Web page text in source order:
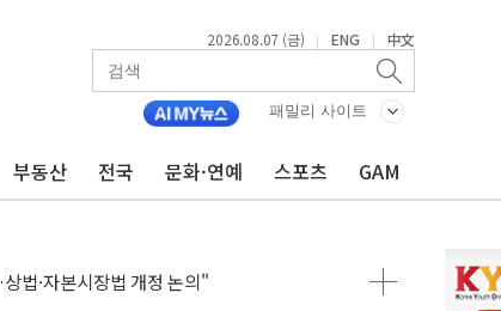
2026.08.07 (금) | ENG | 中文
패밀리 사이트
부동산 전국 문화·연예 스포츠 GAM
·AI 데이터센터·모빌리티 구체화
·도어대시↑ VS 샌디스크·피그마·앱러빈↓
속 혼조세...웨스턴디지털·샌디스크↓